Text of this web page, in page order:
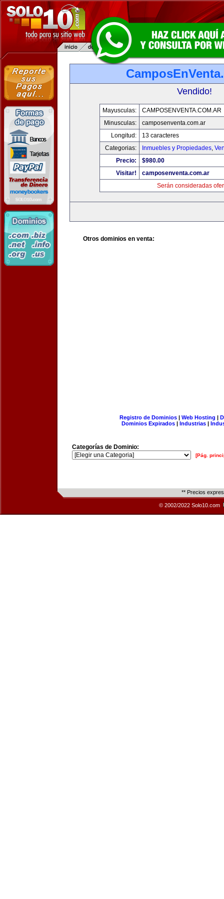
Vendido!
Mayusculas:
CAMPOSENVENTA.COM.AR
Minusculas:
camposenventa.com.ar
Longitud:
13 caracteres
Categorias:
Inmuebles y Propiedades,
Precio:
$980.00
Visitar!
camposenventa.com.ar
Serán consideradas
Otros dominios en venta:
Registro de Dominios| Web Hosting |
Dominios Expirados | Industrias |
Categorías de Dominio:
[Pág.
** Precios
© 2002/2022 Solo10.com